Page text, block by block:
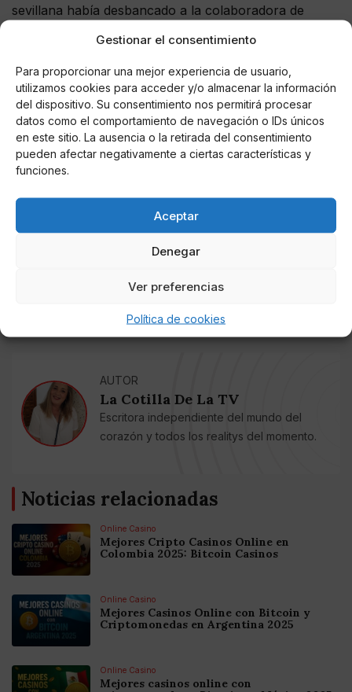
Gestionar el consentimiento
Para proporcionar una mejor experiencia de usuario,
utilizamos cookies para acceder y/o almacenar la información
del dispositivo. Su consentimiento nos permitirá procesar
datos como el comportamiento de navegación o IDs únicos
en este sitio. La ausencia o la retirada del consentimiento
pueden afectar negativamente a ciertas características y
funciones.
Aceptar
Denegar
Ver preferencias
Política de cookies
sevillana había desbancado a la colaboradora de
Hermano Vipy que Telecincoha podría estar
moviendo los hilos para convertir a la mujer de
Antonio David en la nueva 'Princesa del pueblo' ya
que los espectadores la quieren y desean que rompa
su silencio y se defienda. De momento la productora
de Supervivientesle ha dado la primera oportunidad
y el próximo miércoles en horario de máxima
audiencia,
sininterrupcionescomo ya ocurrió conRocío
que cabe recordar, que los datos de
audiencia que esta dando en el espacio 'Hable con
' han ido cayendo en picado con el paso de las
AUTOR
La Cotilla De La TV
Escritora independiente del mundo del
corazón y todos los realitys del momento.
Noticias relacionadas
Online Casino
Mejores Cripto Casinos Online en
Colombia 2025: Bitcoin Casinos
Online Casino
Mejores Casinos Online con Bitcoin y
Criptomonedas en Argentina 2025
Online Casino
Mejores casinos online con